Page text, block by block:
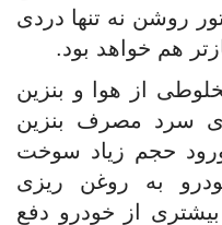
روشن نه ‌تنها دردی
هم خواهد بود.
از هوا و بنزین
سرد مصرف بنزین
حجم زیاد سوخت
به روغن‌ ریزی
از خودرو دفع